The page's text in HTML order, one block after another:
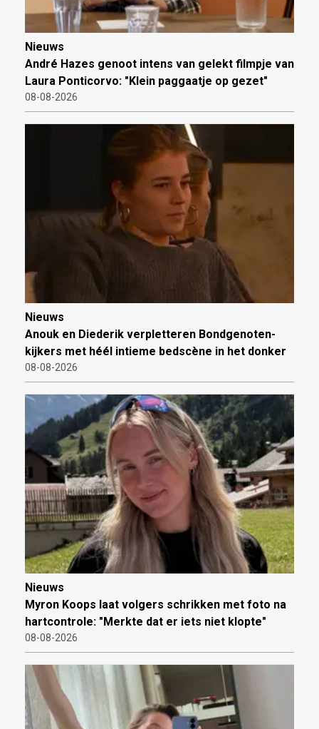
Nieuws
André Hazes genoot intens van gelekt filmpje van
Laura Ponticorvo: "Klein paggaatje op gezet"
08-08-2026
Nieuws
Anouk en Diederik verpletteren Bondgenoten-
kijkers met héél intieme bedscène in het donker
08-08-2026
Nieuws
Myron Koops laat volgers schrikken met foto na
hartcontrole: "Merkte dat er iets niet klopte"
08-08-2026